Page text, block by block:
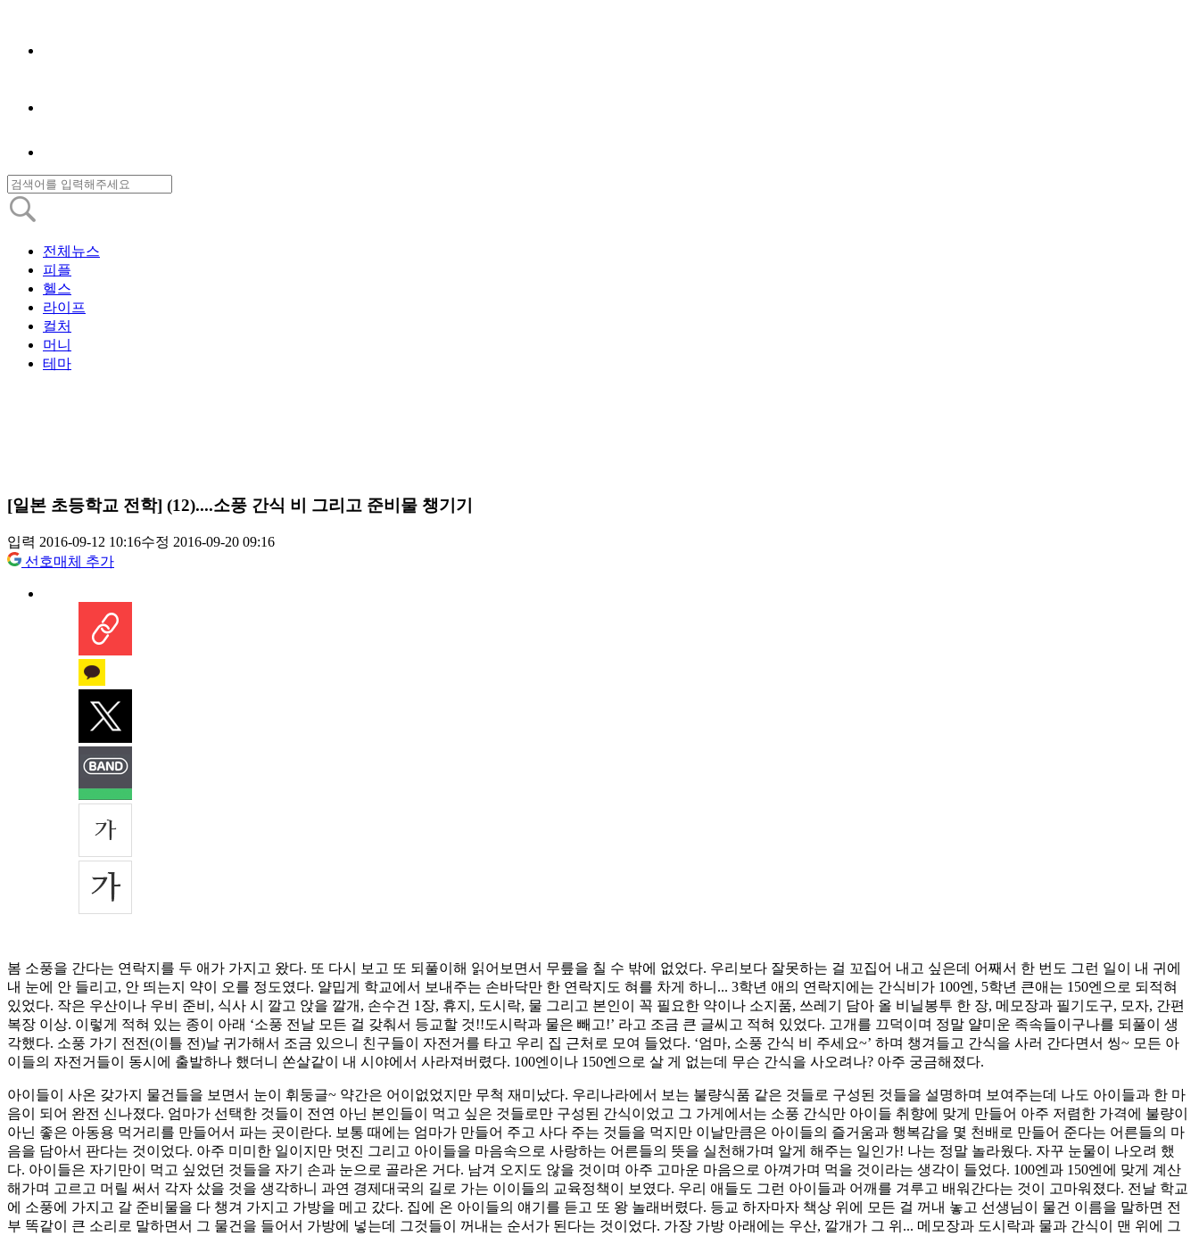
전체뉴스
피플
헬스
라이프
컬처
머니
테마
[일본 초등학교 전학] (12)....소풍 간식 비 그리고 준비물 챙기기
입력 2016-09-12 10:16수정 2016-09-20 09:16
선호매체 추가
봄 소풍을 간다는 연락지를 두 애가 가지고 왔다. 또 다시 보고 또 되풀이해 읽어보면서 무릎을 칠 수 밖에 없었다. 우리보다 잘못하는 걸 꼬집어 내고 싶은데 어째서 한 번도 그런 일이 내 귀에
내 눈에 안 들리고, 안 띄는지 약이 오를 정도였다. 얄밉게 학교에서 보내주는 손바닥만 한 연락지도 혀를 차게 하니... 3학년 애의 연락지에는 간식비가 100엔, 5학년 큰애는 150엔으로 되적혀
있었다. 작은 우산이나 우비 준비, 식사 시 깔고 앉을 깔개, 손수건 1장, 휴지, 도시락, 물 그리고 본인이 꼭 필요한 약이나 소지품, 쓰레기 담아 올 비닐봉투 한 장, 메모장과 필기도구, 모자, 간편
복장 이상. 이렇게 적혀 있는 종이 아래 ‘소풍 전날 모든 걸 갖춰서 등교할 것!!도시락과 물은 빼고!’ 라고 조금 큰 글씨고 적혀 있었다. 고개를 끄덕이며 정말 얄미운 족속들이구나를 되풀이 생
각했다. 소풍 가기 전전(이틀 전)날 귀가해서 조금 있으니 친구들이 자전거를 타고 우리 집 근처로 모여 들었다. ‘엄마, 소풍 간식 비 주세요~’ 하며 챙겨들고 간식을 사러 간다면서 씽~ 모든 아
이들의 자전거들이 동시에 출발하나 했더니 쏜살같이 내 시야에서 사라져버렸다. 100엔이나 150엔으로 살 게 없는데 무슨 간식을 사오려나? 아주 궁금해졌다.
아이들이 사온 갖가지 물건들을 보면서 눈이 휘둥글~ 약간은 어이없었지만 무척 재미났다. 우리나라에서 보는 불량식품 같은 것들로 구성된 것들을 설명하며 보여주는데 나도 아이들과 한 마
음이 되어 완전 신나졌다. 엄마가 선택한 것들이 전연 아닌 본인들이 먹고 싶은 것들로만 구성된 간식이었고 그 가게에서는 소풍 간식만 아이들 취향에 맞게 만들어 아주 저렴한 가격에 불량이
아닌 좋은 아동용 먹거리를 만들어서 파는 곳이란다. 보통 때에는 엄마가 만들어 주고 사다 주는 것들을 먹지만 이날만큼은 아이들의 즐거움과 행복감을 몇 천배로 만들어 준다는 어른들의 마
음을 담아서 판다는 것이었다. 아주 미미한 일이지만 멋진 그리고 아이들을 마음속으로 사랑하는 어른들의 뜻을 실천해가며 알게 해주는 일인가! 나는 정말 놀라웠다. 자꾸 눈물이 나오려 했
다. 아이들은 자기만이 먹고 싶었던 것들을 자기 손과 눈으로 골라온 거다. 남겨 오지도 않을 것이며 아주 고마운 마음으로 아껴가며 먹을 것이라는 생각이 들었다. 100엔과 150엔에 맞게 계산
해가며 고르고 머릴 써서 각자 샀을 것을 생각하니 과연 경제대국의 길로 가는 이이들의 교육정책이 보였다. 우리 애들도 그런 아이들과 어깨를 겨루고 배워간다는 것이 고마워졌다. 전날 학교
에 소풍에 가지고 갈 준비물을 다 챙겨 가지고 가방을 메고 갔다. 집에 온 아이들의 얘기를 듣고 또 왕 놀래버렸다. 등교 하자마자 책상 위에 모든 걸 꺼내 놓고 선생님이 물건 이름을 말하면 전
부 똑같이 큰 소리로 말하면서 그 물건을 들어서 가방에 넣는데 그것들이 꺼내는 순서가 된다는 것이었다. 가장 가방 아래에는 우산, 깔개가 그 위... 메모장과 도시락과 물과 간식이 맨 위에 그